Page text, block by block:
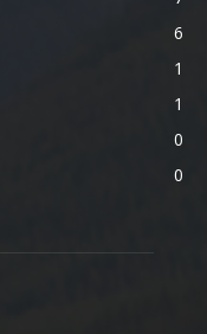
6
1
1
0
0